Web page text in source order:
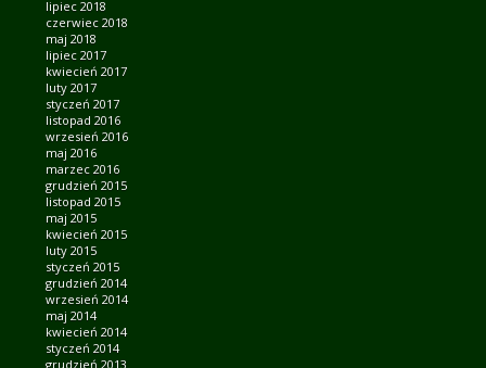
lipiec 2018
czerwiec 2018
maj 2018
lipiec 2017
kwiecień 2017
luty 2017
styczeń 2017
listopad 2016
wrzesień 2016
maj 2016
marzec 2016
grudzień 2015
listopad 2015
maj 2015
kwiecień 2015
luty 2015
styczeń 2015
grudzień 2014
wrzesień 2014
maj 2014
kwiecień 2014
styczeń 2014
grudzień 2013